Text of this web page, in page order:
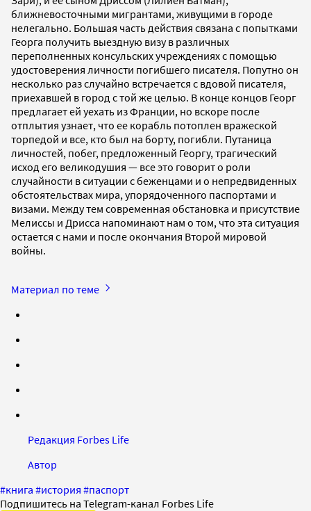
ближневосточными мигрантами, живущими в городе
нелегально. Большая часть действия связана с попытками
Георга получить выездную визу в различных
переполненных консульских учреждениях с помощью
удостоверения личности погибшего писателя. Попутно он
несколько раз случайно встречается с вдовой писателя,
приехавшей в город с той же целью. В конце концов Георг
предлагает ей уехать из Франции, но вскоре после
отплытия узнает, что ее корабль потоплен вражеской
торпедой и все, кто был на борту, погибли. Путаница
личностей, побег, предложенный Георгу, трагический
исход его великодушия — все это говорит о роли
случайности в ситуации с беженцами и о непредвиденных
обстоятельствах мира, упорядоченного паспортами и
визами. Между тем современная обстановка и присутствие
Мелиссы и Дрисса напоминают нам о том, что эта ситуация
остается с нами и после окончания Второй мировой
войны.
Материал по теме
Редакция Forbes Life
Автор
#книга #история #паспорт
Подпишитесь на Telegram-канал Forbes Life